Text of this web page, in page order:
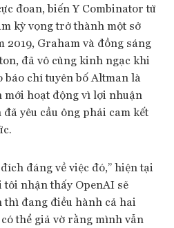
đoan, biến Y Combinator từ
kỳ vọng trở thành một sở
2019, Graham và đồng sáng
đã vô cùng kinh ngạc khi
báo chí tuyên bố Altman là
mới hoạt động vì lợi nhuận
yêu cầu ông phải cam kết
đáng về việc đó,” hiện tại
nhận thấy OpenAI sẽ
thì đang điều hành cả hai
thể giả vờ rằng mình vẫn